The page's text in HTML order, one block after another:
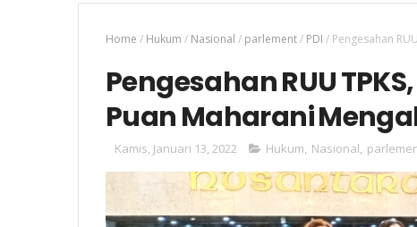
Home / Hukum / Nasional / parlement/ PDI / Pengesahan
Pengesahan RUU
Puan Maharani
Kamis, Januari 13, 2022 Hukum, Nasional,